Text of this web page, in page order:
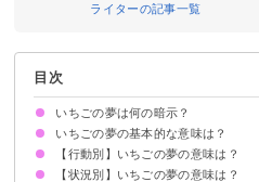
ライターの記事一覧
目次
いちごの夢は何の暗示？
いちごの夢の基本的な意味は？
恋愛運上昇の暗示
状況によって意味が決まる
【行動別】いちごの夢の意味は？
いちごを食べる夢【吉夢・警告夢】
いちご狩りに行く夢【警告夢】
いちごをあげる夢【吉夢】
いちごを選ぶ夢【吉夢】
いちごを買う夢【吉夢】
いちごを育てる夢【吉夢】
いちごを捨てる夢【吉夢】
【状況別】いちごの夢の意味は？